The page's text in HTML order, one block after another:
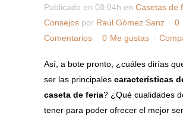
Publicado en 08:04h en Casetas de
Consejos por Raúl Gómez Sanz
0
Comentarios
0 Me gustas
Así, a bote pronto, ¿cuáles dirías
ser las principales características
caseta de feria? ¿Qué cualidades
tener para poder ofrecer el mejor